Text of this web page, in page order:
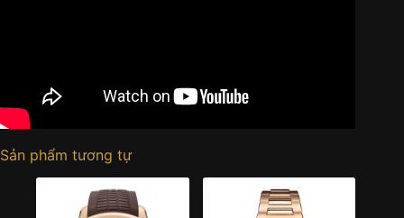
Sản phẩm tương tự